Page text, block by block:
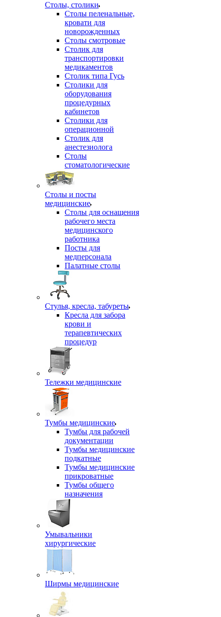
Столы, столики
Столы пеленальные,
кровати для
новорожденных
Столы смотровые
Столик для
транспортировки
медикаментов
Столик типа Гусь
Столики для
оборудования
процедурных
кабинетов
Столики для
операционной
Столик для
анестезиолога
Столы
стоматологические
Столы и посты
медицинские
Столы для оснащения
рабочего места
медицинского
работника
Посты для
медперсонала
Палатные столы
Стулья, кресла, табуреты
Кресла для забора
крови и
терапевтических
процедур
Тележки медицинские
Тумбы медицинские
Тумбы для рабочей
документации
Тумбы медицинские
подкатные
Тумбы медицинские
прикроватные
Тумбы общего
назначения
Умывальники
хирургические
Ширмы медицинские